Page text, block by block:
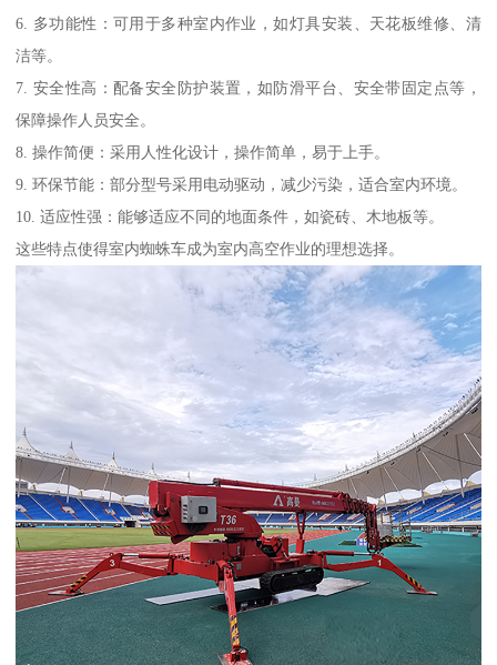
6. 多功能性：可用于多种室内作业，如灯具安装、天花板维修、清
洁等。
7. 安全性高：配备安全防护装置，如防滑平台、安全带固定点等，
保障操作人员安全。
8. 操作简便：采用人性化设计，操作简单，易于上手。
9. 环保节能：部分型号采用电动驱动，减少污染，适合室内环境。
10. 适应性强：能够适应不同的地面条件，如瓷砖、木地板等。
这些特点使得室内蜘蛛车成为室内高空作业的理想选择。